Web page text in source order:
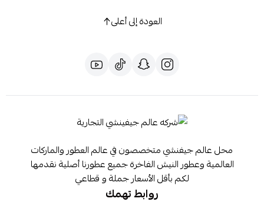
العودة إلى أعلى
محل عالم جيفنشي متخصصون في عالم العطور والماركات
العالمية وعطور النيش الفاخرة جميع عطورنا أصلية نقدمها
لكم بأقل الأسعار جملة و قطاعي
روابط تهمك